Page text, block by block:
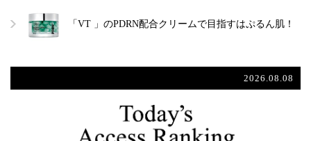
「VT 」のPDRN配合クリームで目指すはぷるん肌！
2026.08.08